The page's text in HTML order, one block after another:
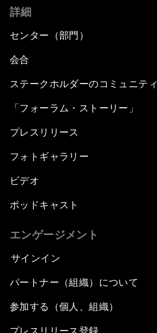
詳細
センター（部門）
会合
ステークホルダーのコミュニティ
「フォーラム・ストーリー」
プレスリリース
フォトギャラリー
ビデオ
ポッドキャスト
エンゲージメント
サインイン
パートナー（組織）について
参加する（個人、組織）